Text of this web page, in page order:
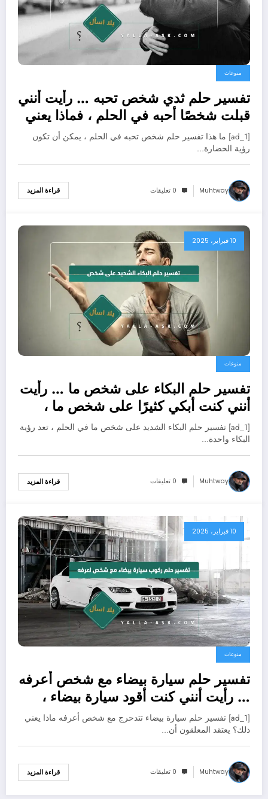
منوعات
تفسير حلم ثدي شخص تحبه … رأيت أنني
قبلت شخصًا أحبه في الحلم ، فماذا يعني
ذلك؟[ad_1] ما هذا تفسير حلم شخص تحبه في الحلم ، يمكن أن تكون
رؤية الحضارة…
Muhtway 0 تعليقات قراءة المزيد
10 فبراير، 2025
منوعات
تفسير حلم البكاء على شخص ما … رأيت
أنني كنت أبكي كثيرًا على شخص ما ،
فماذا يعني ذلك؟
[ad_1] تفسير حلم البكاء الشديد على شخص ما في الحلم ، تعد رؤية
البكاء واحدة…
Muhtway 0 تعليقات قراءة المزيد
10 فبراير، 2025
منوعات
تفسير حلم سيارة بيضاء مع شخص أعرفه
… رأيت أنني كنت أقود سيارة بيضاء ،
فماذا يعني ذلك؟
[ad_1] تفسير حلم سيارة بيضاء تتدحرج مع شخص أعرفه ماذا يعني
ذلك؟ يعتقد المعلقون أن…
Muhtway 0 تعليقات قراءة المزيد